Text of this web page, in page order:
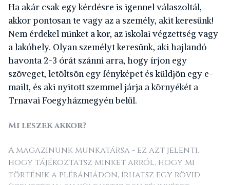
Ha akár csak egy kérdésre is igennel válaszoltál,
akkor pontosan te vagy az a személy, akit keresünk!
Nem érdekel minket a kor, az iskolai végzettség vagy
a lakóhely. Olyan személyt keresünk, aki hajlandó
havonta 2-3 órát szánni arra, hogy írjon egy
szöveget, letöltsön egy fényképet és küldjön egy e-
mailt, és aki nyitott szemmel járja a környékét a
Trnavai Foegyházmegyén belül.
Mi leszek akkor?
A magazinunk munkatársa - ez azt jelenti,
hogy tájékoztatsz minket arról, hogy mi
történik a plébániádon, írhatsz egy rövid